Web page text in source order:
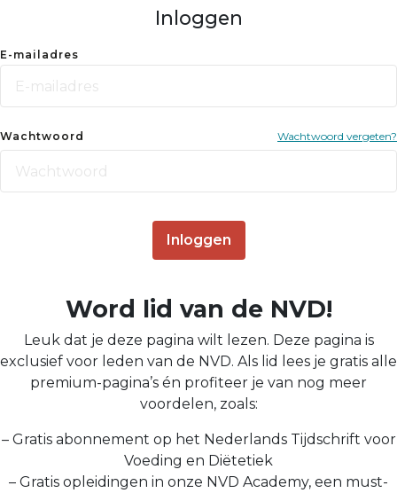
Inloggen
E-mailadres
Wachtwoord Wachtwoord vergeten?
Inloggen
Word lid van de NVD!
Leuk dat je deze pagina wilt lezen. Deze pagina is
exclusief voor leden van de NVD. Als lid lees je gratis alle
premium-pagina’s én profiteer je van nog meer
voordelen, zoals:
– Gratis abonnement op het Nederlands Tijdschrift voor
Voeding en Diëtetiek
– Gratis opleidingen in onze NVD Academy, een must-